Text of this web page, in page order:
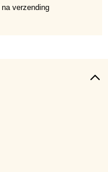
verzending